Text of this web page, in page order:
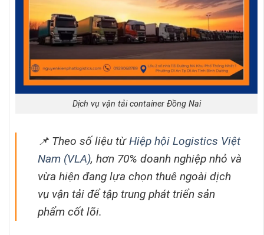
Dịch vụ vận tải container Đồng Nai
📌 Theo số liệu từHiệp hội Logistics Việt
Nam (VLA), hơn 70% doanh nghiệp nhỏ và
vừa hiện đang lựa chọn thuê ngoài dịch
vụ vận tải để tập trung phát triển sản
phẩm cốt lõi.